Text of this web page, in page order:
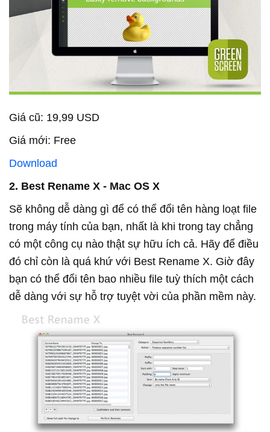
Giá cũ: 19,99 USD
Giá mới: Free
Download
2. Best Rename X - Mac OS X
Sẽ không dễ dàng gì để có thể đổi tên hàng loạt file
trong máy tính của bạn, nhất là khi trong tay chẳng
có một công cụ nào thật sự hữu ích cả. Hãy để điều
đó chỉ còn là quá khứ với Best Rename X. Giờ đây
bạn có thể đổi tên bao nhiều file tuỳ thích một cách
dễ dàng với sự hỗ trợ tuyệt vời của phần mềm này.